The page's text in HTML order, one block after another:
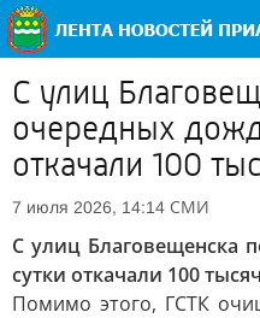
С улиц
очередных
откачали 100
7 июля 2026, 14:14 СМИ
С улиц Благовещенска
сутки откачали 100
Помимо этого, ГСТК